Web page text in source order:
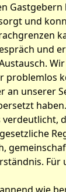
und
und
problemlos
an unserer
haben.
verdeutlicht,
Für